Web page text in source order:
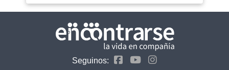
Seguinos: